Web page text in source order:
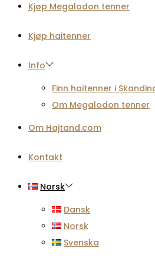
Kjøp Megalodon tenner
Kjøp haitenner
Info
Finn haitenner i
Om Megalodon tenner
Om Hajtand.com
Kontakt
Norsk
Dansk
Norsk
Svenska